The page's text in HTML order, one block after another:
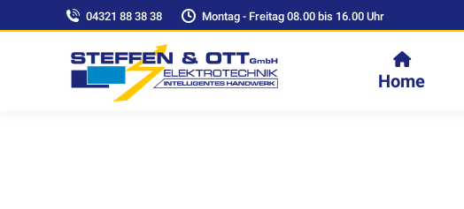
04321 88 38 38 Montag - Freitag 08.00 bis 16.00 Uhr
Home